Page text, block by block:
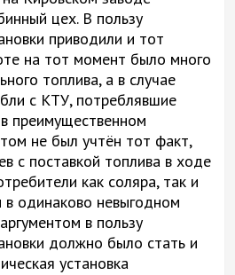
цех. В пользу
приводили и тот
на тот момент было много
топлива, а в случае
с КТУ, потреблявшие
преимущественном
не был учтён тот факт,
с поставкой топлива в ходе
как соляра, так и
в одинаково невыгодном
в пользу
должно было стать и
установка